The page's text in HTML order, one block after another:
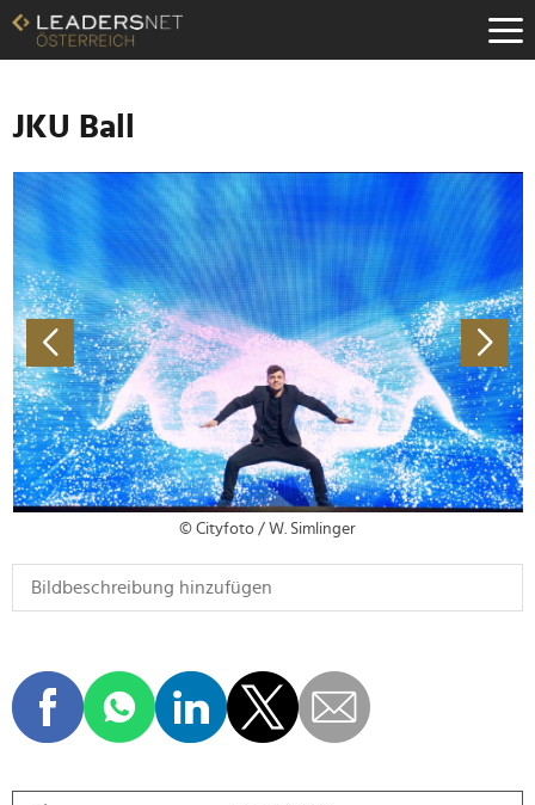
Zum
Inhalt
Zur
Navigation
Zur
Hauptnavigation
JKU Ball
© Cityfoto / W. Simlinger